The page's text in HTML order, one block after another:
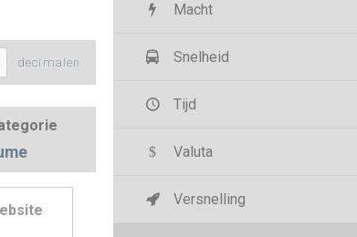
decimalen
Macht
Snelheid
Tijd
Valuta
Versnelling